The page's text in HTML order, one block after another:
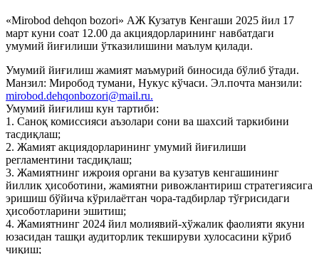
«Mirobod dehqon bozori» АЖ Кузатув Кенгаши 2025 йил 17
март куни соат 12.00 да акциядорларининг навбатдаги
умумий йиғилиши ўтказилишини маълум қилади.
Умумий йиғилиш жамият маъмурий биносида бўлиб ўтади.
Манзил: Миробод тумани, Нукус кўчаси. Эл.почта манзили:
mirobod.dehqonbozori@mail.ru.
Умумий йиғилиш кун тартиби:
1. Саноқ комиссияси аъзолари сони ва шахсий таркибини
тасдиқлаш;
2. Жамият акциядорларининг умумий йиғилиши
регламентини тасдиқлаш;
3. Жамиятнинг ижроия органи ва кузатув кенгашининг
йиллик ҳисоботини, жамиятни ривожлантириш стратегиясига
эришиш бўйича кўрилаётган чора-тадбирлар тўғрисидаги
ҳисоботларини эшитиш;
4. Жамиятнинг 2024 йил молиявий-хўжалик фаолияти якуни
юзасидан ташқи аудиторлик текшируви хулосасини кўриб
чиқиш;